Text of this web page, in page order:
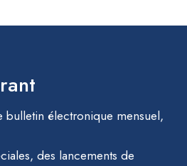
bulletin électronique mensuel,
des lancements de